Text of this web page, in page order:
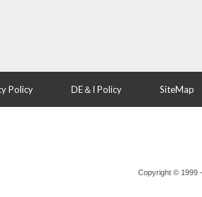
Policy DE＆I Policy SiteMap
Copyright © 1999